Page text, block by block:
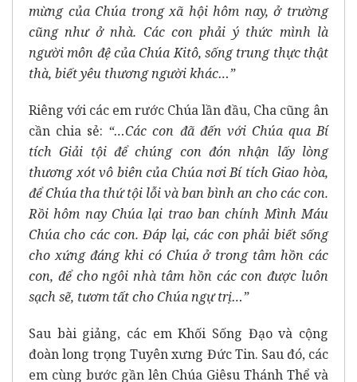
mừng của Chúa trong xã hội hôm nay, ở trường
cũng như ở nhà. Các con phải ý thức mình là
người môn đệ của Chúa Kitô, sống trung thực thật
thà, biết yêu thương người khác…”
Riêng với các em rước Chúa lần đầu, Cha cũng ân
cần chia sẻ: “…Các con đã đến với Chúa qua Bí
tích Giải tội để chúng con đón nhận lấy lòng
thương xót vô biên của Chúa nơi Bí tích Giao hòa,
để Chúa tha thứ tội lỗi và ban bình an cho các con.
Rồi hôm nay Chúa lại trao ban chính Mình Máu
Chúa cho các con. Đáp lại, các con phải biết sống
cho xứng đáng khi có Chúa ở trong tâm hồn các
con, để cho ngôi nhà tâm hồn các con được luôn
sạch sẽ, tươm tất cho Chúa ngự trị…”
Sau bài giảng, các em Khối Sống Đạo và cộng
đoàn long trọng Tuyên xưng Đức Tin. Sau đó, các
em cùng bước gần lên Chúa Giêsu Thánh Thể và